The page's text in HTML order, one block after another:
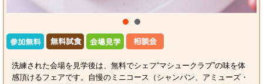
洗練された会場を見学後は、無料でシェフ“マシュークラブ”の味を体
感頂けるフェアです。自慢のミニコース（シャンパン、アミューズ・